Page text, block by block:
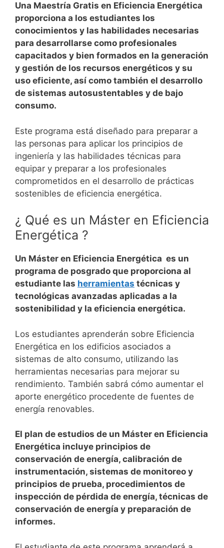
Una Maestría Gratis en Eficiencia Energética
proporciona a los estudiantes los
conocimientos y las habilidades necesarias
para desarrollarse como profesionales
capacitados y bien formados en la generación
y gestión de los recursos energéticos y su
uso eficiente, así como también el desarrollo
de sistemas autosustentables y de bajo
consumo.
Este programa está diseñado para preparar a
las personas para aplicar los principios de
ingeniería y las habilidades técnicas para
equipar y preparar a los profesionales
comprometidos en el desarrollo de prácticas
sostenibles de eficiencia energética.
¿ Qué es un Máster en Eficiencia
Energética ?
Un Máster en Eficiencia Energética es un
programa de posgrado que proporciona al
estudiante las herramientas técnicas y
tecnológicas avanzadas aplicadas a la
sostenibilidad y la eficiencia energética.
Los estudiantes aprenderán sobre Eficiencia
Energética en los edificios asociados a
sistemas de alto consumo, utilizando las
herramientas necesarias para mejorar su
rendimiento. También sabrá cómo aumentar el
aporte energético procedente de fuentes de
energía renovables.
El plan de estudios de un Máster en Eficiencia
Energética incluye principios de
conservación de energía, calibración de
instrumentación, sistemas de monitoreo y
principios de prueba, procedimientos de
inspección de pérdida de energía, técnicas de
conservación de energía y preparación de
informes.